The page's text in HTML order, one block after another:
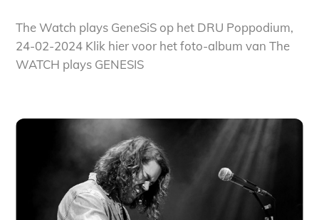
The Watch plays GeneSiS op het DRU Poppodium,
24-02-2024 Klik hier voor het foto-album van The
WATCH plays GENESIS